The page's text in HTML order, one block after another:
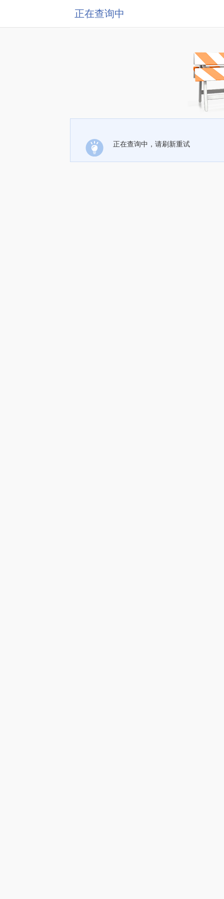
正在查询中
正在查询中，请刷新重试